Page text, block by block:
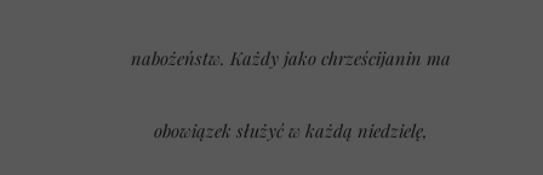
nabożeństw. Każdy jako chrześcijanin ma
obowiązek służyć w każdą niedzielę,